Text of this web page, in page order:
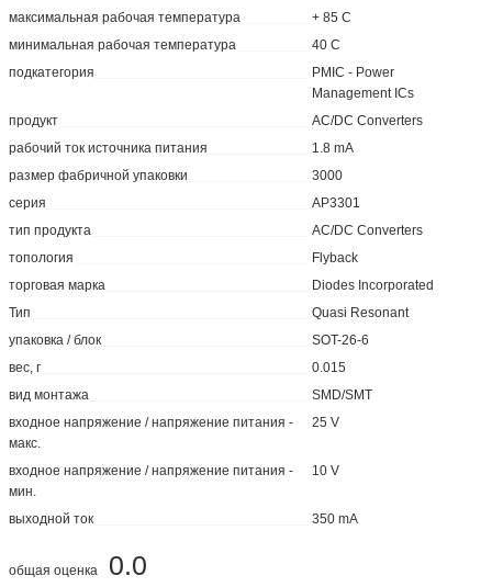
максимальная рабочая температура
+ 85 C
минимальная рабочая температура
40 C
подкатегория
PMIC - Power
Management ICs
продукт
AC/DC Converters
рабочий ток источника питания
1.8 mA
размер фабричной упаковки
3000
серия
AP3301
тип продукта
AC/DC Converters
топология
Flyback
торговая марка
Diodes Incorporated
Тип
Quasi Resonant
упаковка / блок
SOT-26-6
вес, г
0.015
вид монтажа
SMD/SMT
входное напряжение / напряжение питания -
макс.
25 V
входное напряжение / напряжение питания -
мин.
10 V
выходной ток 350 mA
0.0
общая оценка